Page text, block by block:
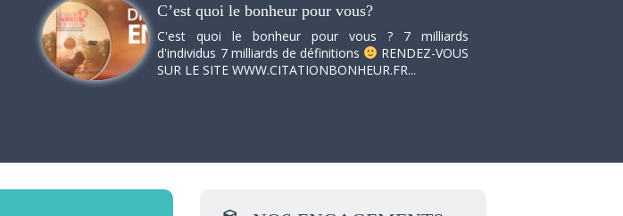
C’est quoi le bonheur pour vous?
C'est quoi le bonheur pour vous ? 7 milliards
d'individus 7 milliards de définitions
RENDEZ-VOUS
SUR LE SITE WWW.CITATIONBONHEUR.FR...